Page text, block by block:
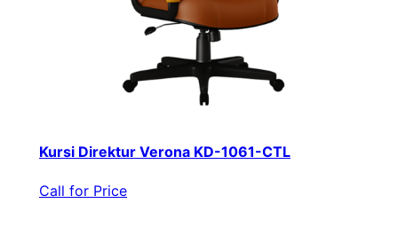
Kursi Direktur Verona KD-1061-CTL
Call for Price